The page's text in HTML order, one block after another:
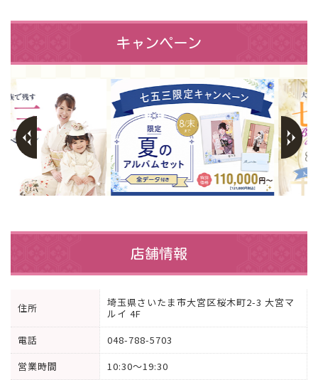
キャンペーン
店舗情報
住所
埼玉県さいたま市大宮区桜木町2-3 大宮マ
ルイ 4F
電話
048-788-5703
営業時間
10:30～19:30